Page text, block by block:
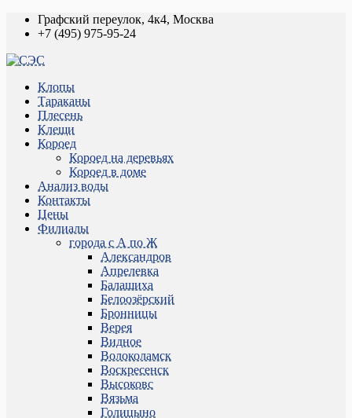
Графский переулок, 4к4, Москва
+7 (495) 975-95-24
Клопы
Тараканы
Плесень
Клещи
Короед
Короед на деревьях
Короед в доме
Анализ воды
Контакты
Цены
Филиалы
города с А по Ж
Александров
Апрелевка
Балашиха
Белоозёрский
Бронницы
Верея
Видное
Волоколамск
Воскресенск
Высоковс
Вязьма
Голицыно